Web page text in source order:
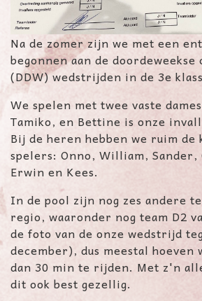
Na de zomer zijn we met een
begonnen aan de
(DDW) wedstrijden in de 3e
We spelen met twee vaste
Tamiko, en Bettine is onze
Bij de heren hebben we ruim de
spelers: Onno, William, Sander,
Erwin en Kees.
In de pool zijn nog zes andere
regio, waaronder nog team D2
de foto van de onze wedstrijd
december), dus meestal hoeven
dan 30 min te rijden. Met z'n
dit ook best gezellig.